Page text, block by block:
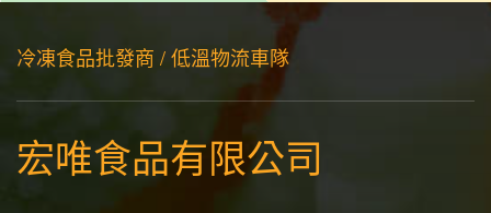
冷凍食品批發商 / 低溫物流車隊
宏唯食品有限公司